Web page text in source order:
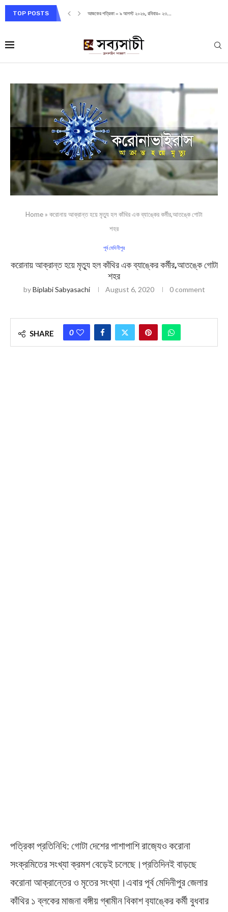
TOP POSTS আজকের পত্রিকা – ৯ আগস্ট ২০২৬, রবিবার– ২৩...
Home » করোনায় আক্রান্ত হয়ে মৃত্যু হল কাঁথির এক ব্যাঙ্কের কর্মীর,আতঙ্কে গোটা
শহর
পূর্ব মেদিনীপুর
করোনায় আক্রান্ত হয়ে মৃত্যু হল কাঁথির এক ব্যাঙ্কের কর্মীর,আতঙ্কে গোটা
শহর
byBiplabi Sabyasachi August 6, 2020 0 comment
SHARE 0
পত্রিকা প্রতিনিধি: গোটা দেশের পাশাপাশি রাজ‍্যেও করোনা
সংক্রমিতের সংখ্যা ক্রমশ বেড়েই চলেছে।প্রতিদিনই বাড়ছে
করোনা আক্রান্তের ও মৃতের সংখ্যা।এবার পূর্ব মেদিনীপুর জেলার
কাঁথির ১ ব্লকের মাজনা বঙ্গীয় গ্ৰামীন বিকাশ ব‍্যাঙ্কের কর্মী বুধবার